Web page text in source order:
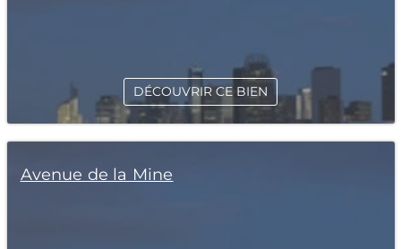
DÉCOUVRIR CE BIEN
Avenue de la Mine